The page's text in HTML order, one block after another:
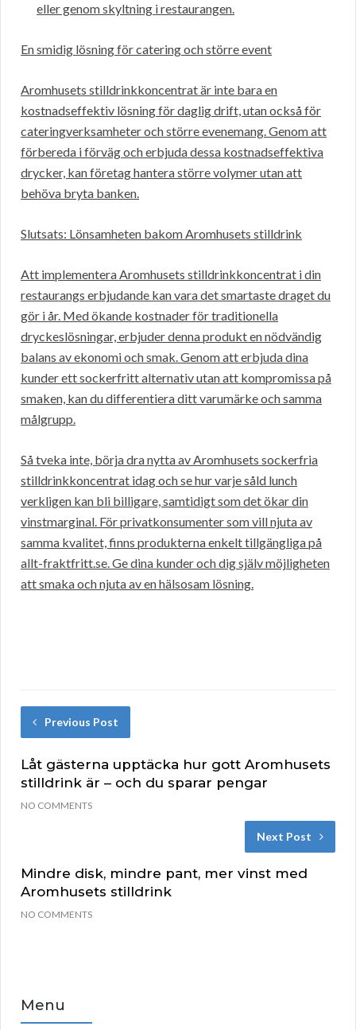
eller genom skyltning i restaurangen.
En smidig lösning för catering och större event
Aromhusets stilldrinkkoncentrat är inte bara en
kostnadseffektiv lösning för daglig drift, utan också för
cateringverksamheter och större evenemang. Genom att
förbereda i förväg och erbjuda dessa kostnadseffektiva
drycker, kan företag hantera större volymer utan att
behöva bryta banken.
Slutsats: Lönsamheten bakom Aromhusets stilldrink
Att implementera Aromhusets stilldrinkkoncentrat i din
restaurangs erbjudande kan vara det smartaste draget du
gör i år. Med ökande kostnader för traditionella
dryckeslösningar, erbjuder denna produkt en nödvändig
balans av ekonomi och smak. Genom att erbjuda dina
kunder ett sockerfritt alternativ utan att kompromissa på
smaken, kan du differentiera ditt varumärke och samma
målgrupp.
Så tveka inte, börja dra nytta av Aromhusets sockerfria
stilldrinkkoncentrat idag och se hur varje såld lunch
verkligen kan bli billigare, samtidigt som det ökar din
vinstmarginal. För privatkonsumenter som vill njuta av
samma kvalitet, finns produkterna enkelt tillgängliga på
allt-fraktfritt.se. Ge dina kunder och dig själv möjligheten
att smaka och njuta av en hälsosam lösning.
Previous Post
Låt gästerna upptäcka hur gott Aromhusets
stilldrink är – och du sparar pengar
NO COMMENTS
Next Post
Mindre disk, mindre pant, mer vinst med
Aromhusets stilldrink
NO COMMENTS
Menu